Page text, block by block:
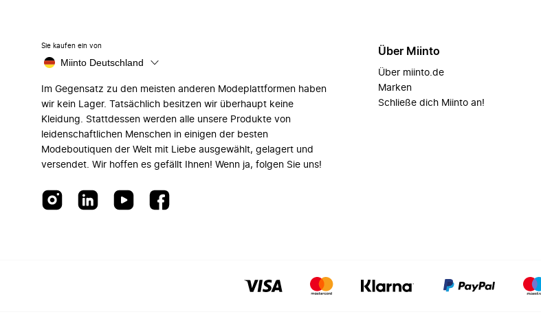
Sie kaufen ein von
Miinto Deutschland
Im Gegensatz zu den meisten anderen Modeplattformen haben
wir kein Lager. Tatsächlich besitzen wir überhaupt keine
Kleidung. Stattdessen werden alle unsere Produkte von
leidenschaftlichen Menschen in einigen der besten
Modeboutiquen der Welt mit Liebe ausgewählt, gelagert und
versendet. Wir hoffen es gefällt Ihnen! Wenn ja, folgen Sie uns!
Über Miinto
Über miinto.de
Marken
Schließe dich Miinto an!